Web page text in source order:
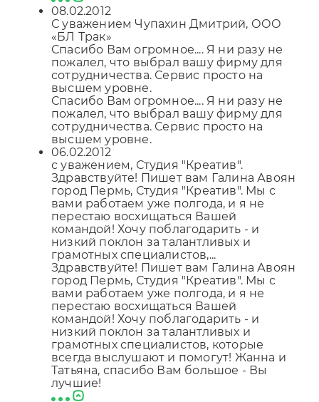
08.02.2012
С уважением Чупахин Дмитрий, ООО
«БЛ Трак»
Спасибо Вам огромное.... Я ни разу не
пожалел, что выбрал вашу фирму для
сотрудничества. Сервис просто на
высшем уровне.
Спасибо Вам огромное.... Я ни разу не
пожалел, что выбрал вашу фирму для
сотрудничества. Сервис просто на
высшем уровне.
06.02.2012
с уважением, Студия "Креатив".
Здравствуйте! Пишет вам Галина Авоян
город Пермь, Студия "Креатив". Мы с
вами работаем уже полгода, и я не
перестаю восхищаться Вашей
командой! Хочу поблагодарить - и
низкий поклон за талантливых и
грамотных специалистов,...
Здравствуйте! Пишет вам Галина Авоян
город Пермь, Студия "Креатив". Мы с
вами работаем уже полгода, и я не
перестаю восхищаться Вашей
командой! Хочу поблагодарить - и
низкий поклон за талантливых и
грамотных специалистов, которые
всегда выслушают и помогут! Жанна и
Татьяна, спасибо Вам большое - Вы
лучшие!